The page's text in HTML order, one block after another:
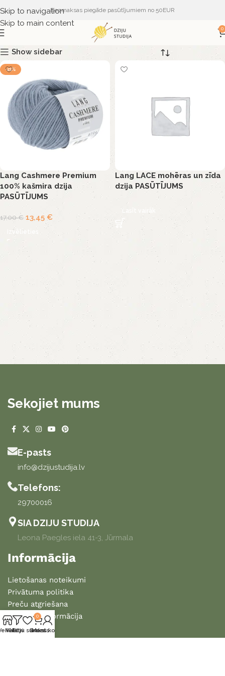
Skip to navigation
Skip to main content
Bezmaksas piegāde pasūtījumiem no 50EUR
0
Show sidebar
-21%
Lang Cashmere Premium
100% kašmira dzija
PASŪTĪJUMS
17,00€ 13,45 €
Izvēlieties
Lang LACE mohēras un zīda
dzija PASŪTĪJUMS
Lasīt vairāk
Sekojiet mums
E-pasts
info@dzijustudija.lv
Telefons:
29700016
SIA DZIJU STUDIJA
Leona Paegles iela 41-3, Jūrmala
Informācija
Lietošanas noteikumi
Privātuma politika
Preču atgriešana
Piegādes informācija
Filtri
Vēlmju saraksts
0
Grozs
Mans konts